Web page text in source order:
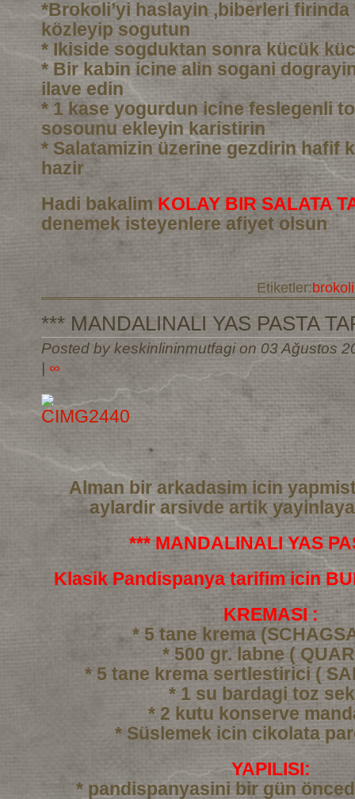
*Brokoli’yi haslayin ,biberleri firinda
közleyip sogutun
* Ikiside sogduktan sonra kücük
* Bir kabin icine alin sogani
ilave edin
* 1 kase yogurdun icine feslegenli
sosounu ekleyin karistirin
* Salatamizin üzerine gezdirin hafif
hazir
Hadi bakalim KOLAY BIR SALATA
denemek isteyenlere afiyet olsun
Etiketler:brokoli
*** MANDALINALI YAS PASTA
Posted by keskinlininmutfagi on 03 Ağustos
∞
Alman bir arkadasim icin
aylardir arsivde artik
*** MANDALINALI YAS
Klasik Pandispanya tarifim icin
KREMASI :
* 5 tane krema
* 500 gr. labne (
* 5 tane krema sertlestirici (
* 1 su bardagi toz
* 2 kutu konserve
* Süslemek icin cikolata
YAPILISI:
* pandispanyasini bir gün